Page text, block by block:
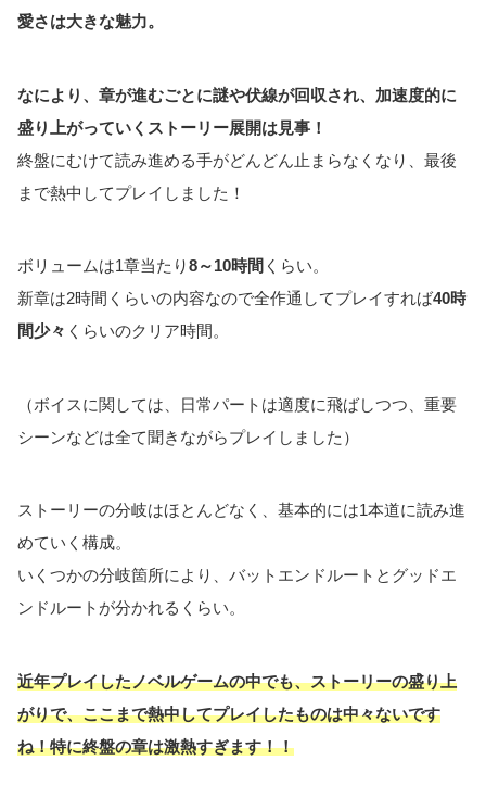
愛さは大きな魅力。
なにより、章が進むごとに謎や伏線が回収され、加速度的に
盛り上がっていくストーリー展開は見事！
終盤にむけて読み進める手がどんどん止まらなくなり、最後
まで熱中してプレイしました！
ボリュームは1章当たり8～10時間 くらい。
新章は2時間くらいの内容なので全作通してプレイすれば40時
間少々 くらいのクリア時間。
（ボイスに関しては、日常パートは適度に飛ばしつつ、重要
シーンなどは全て聞きながらプレイしました）
ストーリーの分岐はほとんどなく、基本的には1本道に読み進
めていく構成。
いくつかの分岐箇所により、バットエンドルートとグッドエ
ンドルートが分かれるくらい。
近年プレイしたノベルゲームの中でも、ストーリーの盛り上
がりで、ここまで熱中してプレイしたものは中々ないです
ね！特に終盤の章は激熱すぎます！！